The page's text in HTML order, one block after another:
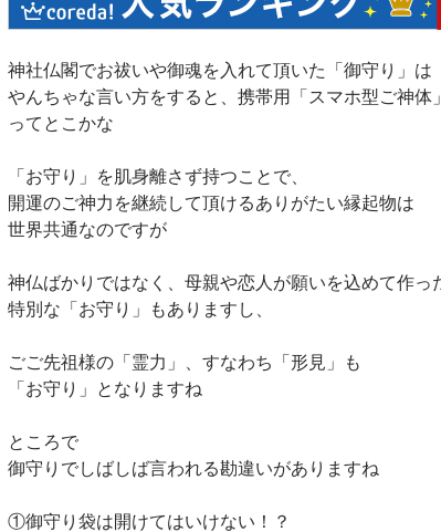
神社仏閣でお祓いや御魂を入れて頂いた「御守り」は
やんちゃな言い方をすると、携帯用「スマホ型ご神体
ってとこかな
「お守り」を肌身離さず持つことで、
開運のご神力を継続して頂けるありがたい縁起物は
世界共通なのですが
神仏ばかりではなく、母親や恋人が願いを込めて作っ
特別な「お守り」もありますし、
ごご先祖様の「霊力」、すなわち「形見」も
「お守り」となりますね
ところで
御守りでしばしば言われる勘違いがありますね
①御守り袋は開けてはいけない！？